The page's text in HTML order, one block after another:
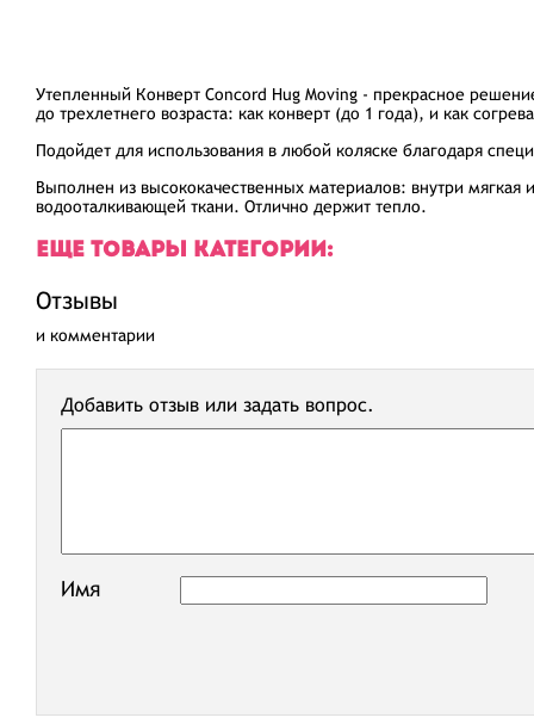
Утепленный Конверт Concord Hug Moving - прекрасное
до трехлетнего возраста: как конверт (до 1 года), и как
Подойдет для использования в любой коляске благодаря
Выполнен из высококачественных материалов: внутри
водооталкивающей ткани. Отлично держит тепло.
ЕЩЕ ТОВАРЫ КАТЕГОРИИ:
Отзывы
и комментарии
Добавить отзыв или задать вопрос.
Имя